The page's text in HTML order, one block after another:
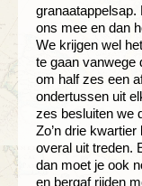
granaatappelsap.
ons mee en dan
We krijgen wel
te gaan vanwege
om half zes een
ondertussen uit
zes besluiten we
Zo’n drie
overal uit treden.
dan moet je ook
en bergaf rijden